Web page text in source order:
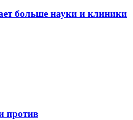
больше науки и клиники
против